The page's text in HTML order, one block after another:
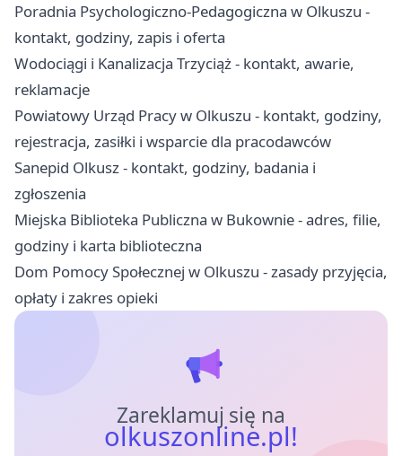
Poradnia Psychologiczno-Pedagogiczna w Olkuszu -
kontakt, godziny, zapis i oferta
Wodociągi i Kanalizacja Trzyciąż - kontakt, awarie,
reklamacje
Powiatowy Urząd Pracy w Olkuszu - kontakt, godziny,
rejestracja, zasiłki i wsparcie dla pracodawców
Sanepid Olkusz - kontakt, godziny, badania i
zgłoszenia
Miejska Biblioteka Publiczna w Bukownie - adres, filie,
godziny i karta biblioteczna
Dom Pomocy Społecznej w Olkuszu - zasady przyjęcia,
opłaty i zakres opieki
Zareklamuj się na
olkuszonline.pl!